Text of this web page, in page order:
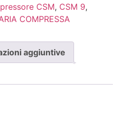
CSM, CSM 9,
COMPRESSA
aggiuntive